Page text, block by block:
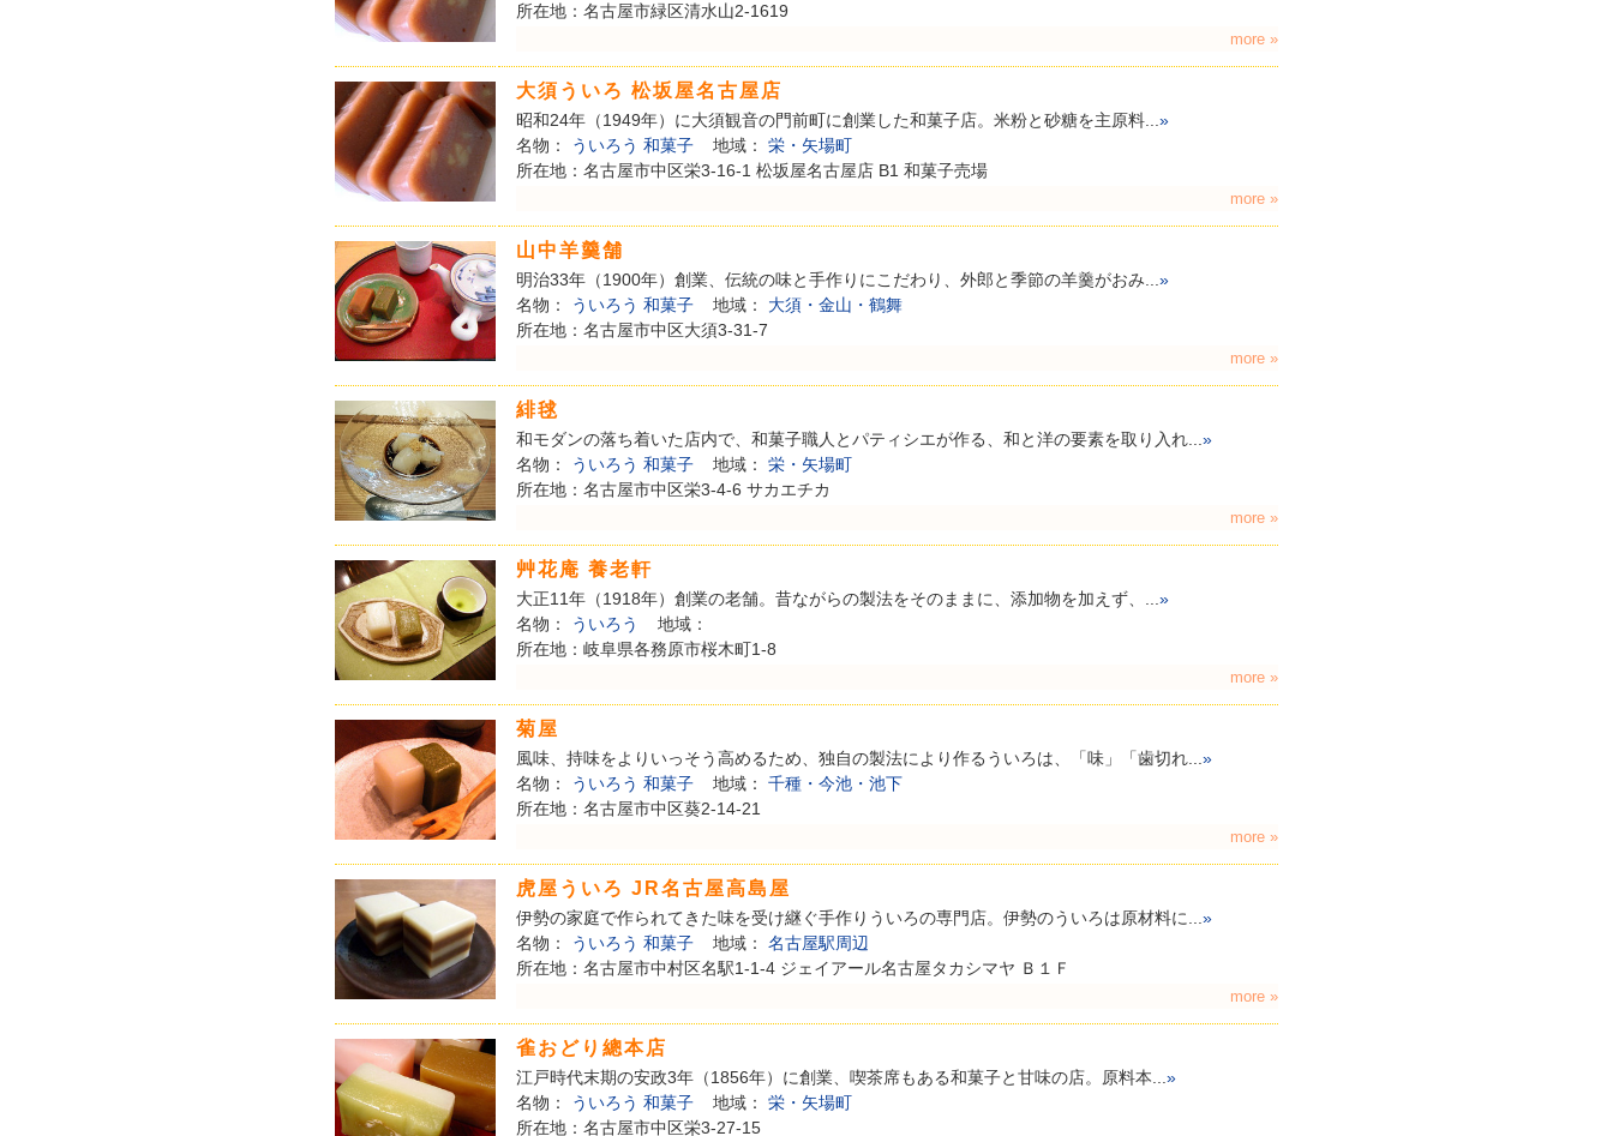
所在地：名古屋市緑区清水山2-1619
more »
大須ういろ 松坂屋名古屋店
昭和24年（1949年）に大須観音の門前町に創業した和菓子店。米粉と砂糖を主原料... »
名物：
ういろう 和菓子 地域： 栄・矢場町
所在地：名古屋市中区栄3-16-1 松坂屋名古屋店 B1 和菓子売場
more »
山中羊羹舗
明治33年（1900年）創業、伝統の味と手作りにこだわり、外郎と季節の羊羹がおみ... »
名物：
ういろう 和菓子 地域： 大須・金山・鶴舞
所在地：名古屋市中区大須3-31-7
more »
緋毬
和モダンの落ち着いた店内で、和菓子職人とパティシエが作る、和と洋の要素を取り入れ... »
名物：
ういろう 和菓子 地域： 栄・矢場町
所在地：名古屋市中区栄3-4-6 サカエチカ
more »
艸花庵 養老軒
大正11年（1918年）創業の老舗。昔ながらの製法をそのままに、添加物を加えず、... »
名物：
ういろう
地域：
所在地：岐阜県各務原市桜木町1-8
more »
菊屋
風味、持味をよりいっそう高めるため、独自の製法により作るういろは、「味」「歯切れ... »
名物：
ういろう 和菓子 地域： 千種・今池・池下
所在地：名古屋市中区葵2-14-21
more »
虎屋ういろ JR名古屋高島屋
伊勢の家庭で作られてきた味を受け継ぐ手作りういろの専門店。伊勢のういろは原材料に... »
名物：
ういろう 和菓子 地域： 名古屋駅周辺
所在地：名古屋市中村区名駅1-1-4 ジェイアール名古屋タカシマヤ Ｂ１Ｆ
more »
雀おどり總本店
江戸時代末期の安政3年（1856年）に創業、喫茶席もある和菓子と甘味の店。原料本... »
名物：
ういろう 和菓子 地域： 栄・矢場町
所在地：名古屋市中区栄3-27-15